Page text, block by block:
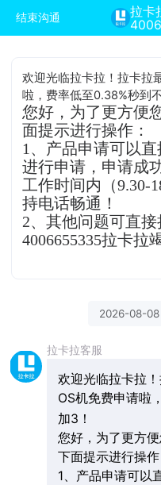
结束沟通
拉卡
欢迎光临拉卡拉！拉卡拉
啦，费率低至0.38%秒到
您好，为了更方便
面提示进行操作：
1、产品申请可以
进行申请，申请成
工作时间内（9.30-
持电话畅通！
2、其他问题可直接
4006655335拉卡拉
2026-08-
拉卡拉客服
欢迎光临拉卡拉
OS机免费申请啦
加3！
您好，为了更方
下面提示进行操作
1、产品申请可以